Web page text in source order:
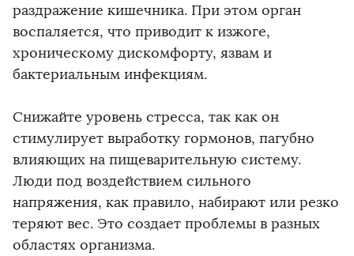
раздражение кишечника. При этом орган
воспаляется, что приводит к изжоге,
хроническому дискомфорту, язвам и
бактериальным инфекциям.
Снижайте уровень стресса, так как он
стимулирует выработку гормонов, пагубно
влияющих на пищеварительную систему.
Люди под воздействием сильного
напряжения, как правило, набирают или резко
теряют вес. Это создает проблемы в разных
областях организма.